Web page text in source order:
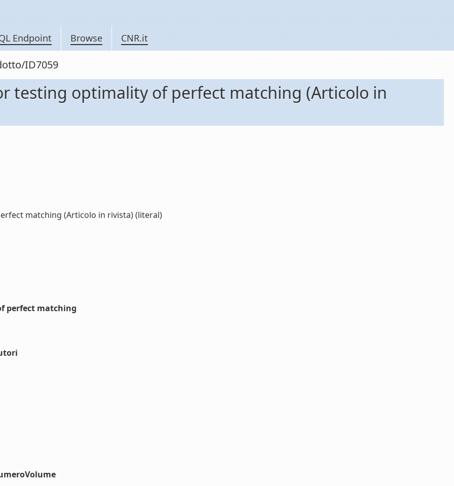
Endpoint Browse CNR.it
ID7059
testing optimality of perfect matching (Articolo in
matching (Articolo in rivista) (literal)
perfect matching